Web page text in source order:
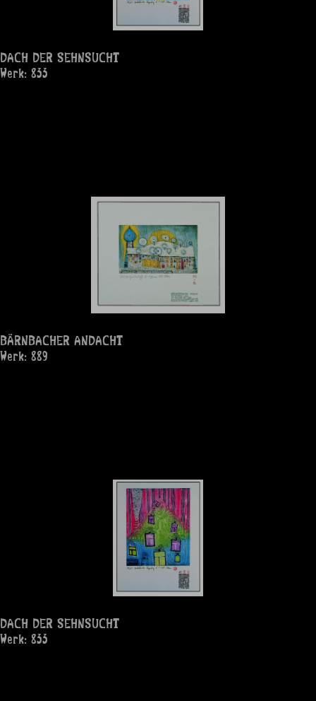
DACH DER SEHNSUCHT
Werk: 833
BÄRNBACHER ANDACHT
Werk: 889
DACH DER SEHNSUCHT
Werk: 833